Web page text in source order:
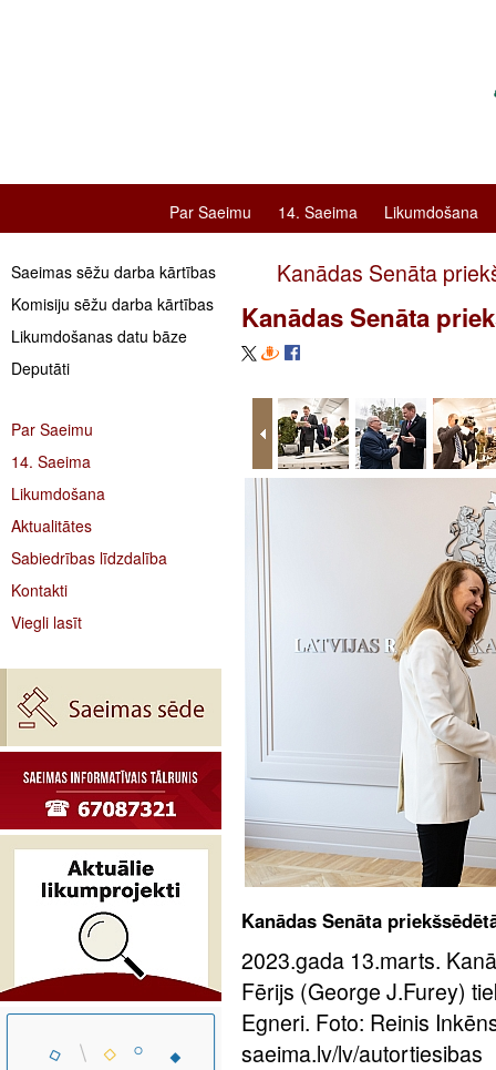
Par Saeimu 14. Saeima Likumdošana
Saeimas sēžu darba kārtības
Komisiju sēžu darba kārtības
Likumdošanas datu bāze
Deputāti
Par Saeimu
14. Saeima
Likumdošana
Aktualitātes
Sabiedrības līdzdalība
Kontakti
Viegli lasīt
Kanādas Senāta
Kanādas Senāta
Kanādas Senāta
2023.gada 13.marts.
Fērijs (George J.Furey)
Egneri. Foto: Reinis
saeima.lv/lv/autortiesibas